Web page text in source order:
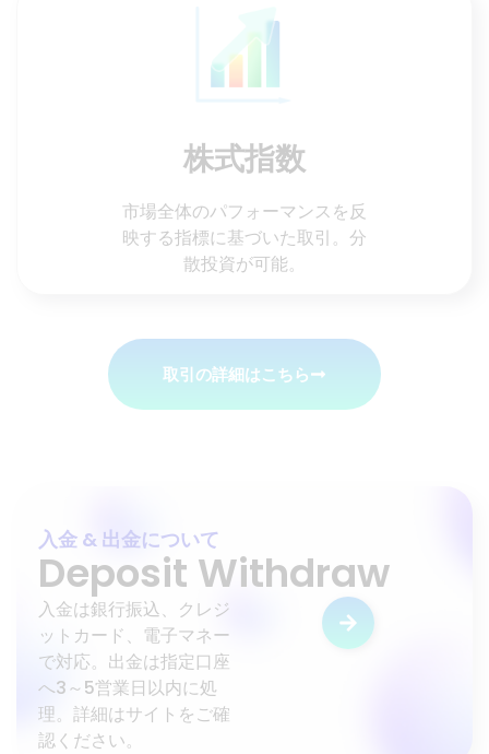
株式指数
市場全体のパフォーマンスを反
映する指標に基づいた取引。分
散投資が可能。
取引の詳細はこちら
入金 & 出金について
Deposit Withdraw
入金は銀行振込、クレジ
ットカード、電子マネー
で対応。出金は指定口座
へ3～5営業日以内に処
理。詳細はサイトをご確
認ください。